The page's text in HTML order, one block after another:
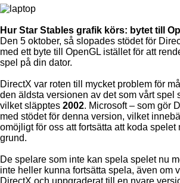
Hur Star Stables grafik körs: bytet till
Den 5 oktober, så slopades stödet för
med ett byte till OpenGL istället för att
spel på din dator.
DirectX var roten till mycket problem för
den äldsta versionen av det som vårt spel
vilket släpptes 2002. Microsoft – som gör
med stödet för denna version, vilket
omöjligt för oss att fortsätta att koda spelet
grund.
De spelare som inte kan spela spelet nu
inte heller kunna fortsätta spela, även om
DirectX och uppgraderat till en nyare